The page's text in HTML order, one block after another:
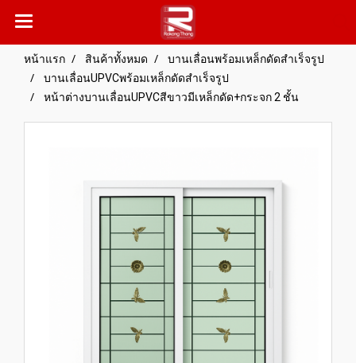
หน้าแรก สินค้าทั้งหมด
บานเลื่อนพร้อมเหล็กดัดสำเร็จรูป
บานเลื่อนUPVCพร้อมเหล็กดัดสำเร็จรูป
หน้าต่างบานเลื่อนUPVCสีขาวมีเหล็กดัด+กระจก 2 ชั้น